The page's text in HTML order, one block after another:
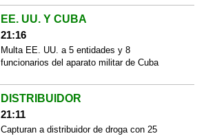
EE. UU. Y CUBA
21:16
Multa EE. UU. a 5 entidades y 8
funcionarios del aparato militar de Cuba
DISTRIBUIDOR
21:11
Capturan a distribuidor de droga con 25